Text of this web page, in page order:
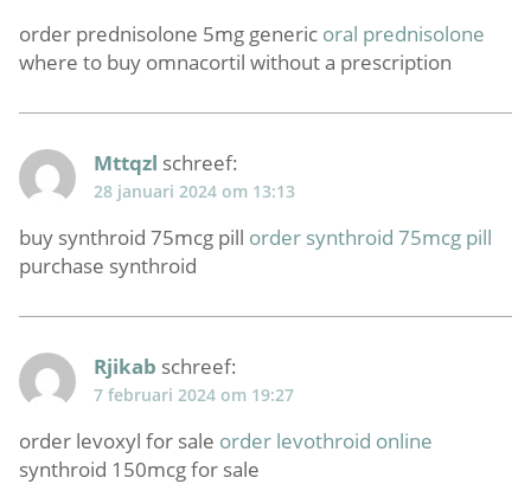
order prednisolone 5mg generic oral prednisolone
where to buy omnacortil without a prescription
Mttqzl schreef:
28 januari 2024 om 13:13
buy synthroid 75mcg pill order synthroid 75mcg pill
purchase synthroid
Rjikab schreef:
7 februari 2024 om 19:27
order levoxyl for sale order levothroid online
synthroid 150mcg for sale